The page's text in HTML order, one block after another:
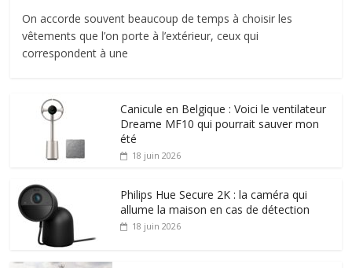
On accorde souvent beaucoup de temps à choisir les
vêtements que l’on porte à l’extérieur, ceux qui
correspondent à une
Canicule en Belgique : Voici le ventilateur
Dreame MF10 qui pourrait sauver mon
été
18 juin 2026
Philips Hue Secure 2K : la caméra qui
allume la maison en cas de détection
18 juin 2026